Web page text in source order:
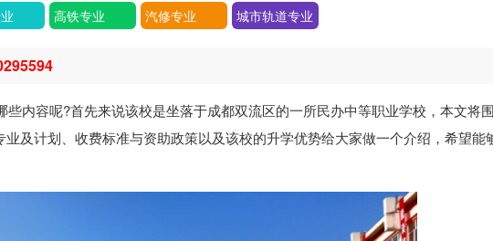
高铁专业 汽修专业 城市轨道专业
些内容呢?首先来说该校是坐落于成都双流区的一所民办中等职业学校，本文将
及计划、收费标准与资助政策以及该校的升学优势给大家做一个介绍，希望能